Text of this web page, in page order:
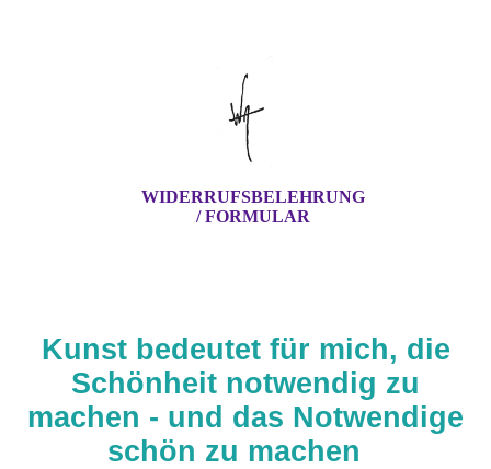
WIDERRUFSBELEHRUNG
/ FORMULAR
Kunst bedeutet für mich, die
Schönheit notwendig zu
machen - und das Notwendige
schön zu machen